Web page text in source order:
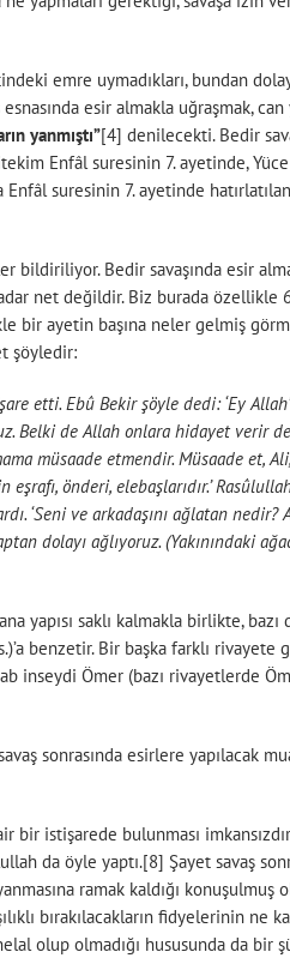
emre uymadıkları, bundan
esir almakla uğraşmak,
yanmıştı”[4] denilecekti. Bedir
Enfâl suresinin 7. ayetinde, Yüce
suresinin 7. ayetinde
Bedir savaşında esir
net değildir. Biz burada özellikle
ayetin başına neler gelmiş
şöyledir:
etti. Ebû Bekir şöyle dedi: ‘Ey
de Allah onlara hidayet verir de
müsaade etmendir. Müsaade et,
önderi, elebaşlarıdır.’
‘Seni ve arkadaşını ağlatan nedir?
dolayı ağlıyoruz. (Yakınındaki
yapısı saklı kalmakla birlikte,
benzetir. Bir başka farklı rivayete
inseydi Ömer (bazı rivayetlerde
sonrasında esirlere yapılacak
bir istişarede bulunması
da öyle yaptı.[8] Şayet savaş
ramak kaldığı konuşulmuş
bırakılacakların fidyelerinin ne
olup olmadığı hususunda da bir